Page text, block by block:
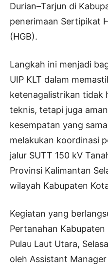
Durian–Tarjun di
penerimaan Sertipikat
(HGB).
Langkah ini menjadi
UIP KLT dalam
ketenagalistrikan tidak
teknis, tetapi juga
kesempatan yang
melakukan koordinasi
jalur SUTT 150 kV
Provinsi Kalimantan
wilayah Kabupaten
Kegiatan yang
Pertanahan
Pulau Laut Utara,
oleh Assistant Manager